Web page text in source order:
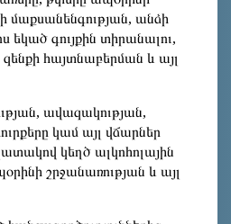
մաքսանենգության, անձի
եկած գույքին տիրանալու,
հայտնաբերման և այլ
ավազակության,
կամ այլ վճարներ
կեղծ ալկոհոլային
շրջանառության և այլ